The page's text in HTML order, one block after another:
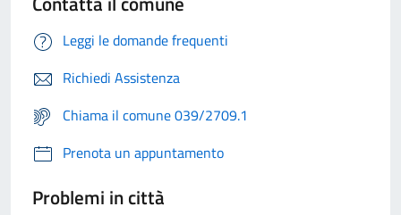
Leggi le domande frequenti
Richiedi Assistenza
Chiama il comune 039/2709.1
Prenota un appuntamento
Problemi in città